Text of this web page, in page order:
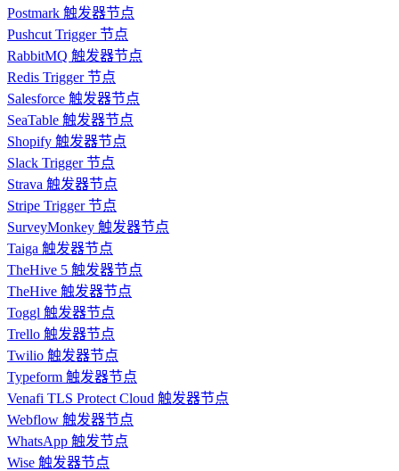
Postmark 触发器节点
Pushcut Trigger 节点
RabbitMQ 触发器节点
Redis Trigger 节点
Salesforce 触发器节点
SeaTable 触发器节点
Shopify 触发器节点
Slack Trigger 节点
Strava 触发器节点
Stripe Trigger 节点
SurveyMonkey 触发器节点
Taiga 触发器节点
TheHive 5 触发器节点
TheHive 触发器节点
Toggl 触发器节点
Trello 触发器节点
Twilio 触发器节点
Typeform 触发器节点
Venafi TLS Protect Cloud 触发器节点
Webflow 触发器节点
WhatsApp 触发节点
Wise 触发器节点